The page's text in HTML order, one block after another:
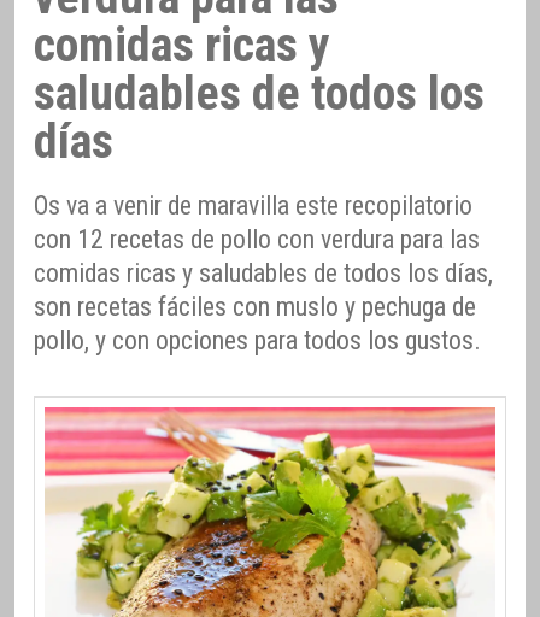
comidas ricas y
saludables de todos los
días
Os va a venir de maravilla este recopilatorio
con 12 recetas de pollo con verdura para las
comidas ricas y saludables de todos los días,
son recetas fáciles con muslo y pechuga de
pollo, y con opciones para todos los gustos.